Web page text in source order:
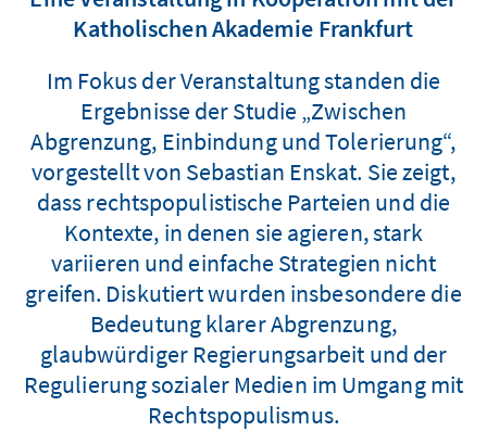
Katholischen Akademie Frankfurt
Im Fokus der Veranstaltung standen die
Ergebnisse der Studie „Zwischen
Abgrenzung, Einbindung und Tolerierung“,
vorgestellt von Sebastian Enskat. Sie zeigt,
dass rechtspopulistische Parteien und die
Kontexte, in denen sie agieren, stark
variieren und einfache Strategien nicht
greifen. Diskutiert wurden insbesondere die
Bedeutung klarer Abgrenzung,
glaubwürdiger Regierungsarbeit und der
Regulierung sozialer Medien im Umgang mit
Rechtspopulismus.